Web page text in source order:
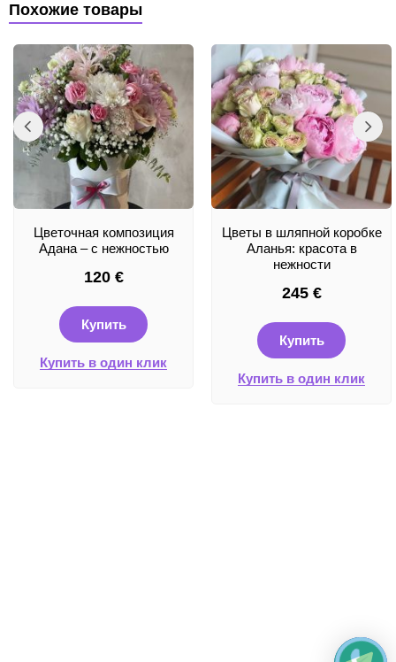
Похожие товары
Цветочная композиция
Адана – с нежностью
120 €
Купить
Купить в один клик
Цветы в шляпной коробке
Аланья: красота в
нежности
245 €
Купить
Купить в один клик